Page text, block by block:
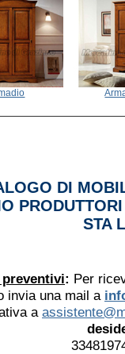
DI
STA
: Per
invia una mail a
a